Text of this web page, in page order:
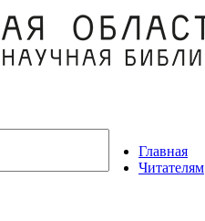
Главная
Читателям